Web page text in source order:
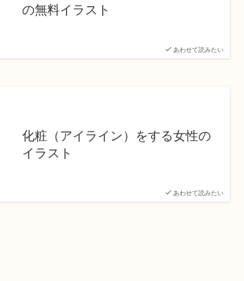
あわせて読みたい
の無料イラスト
あわせて読みたい
化粧（アイライン）をする女性の
イラスト